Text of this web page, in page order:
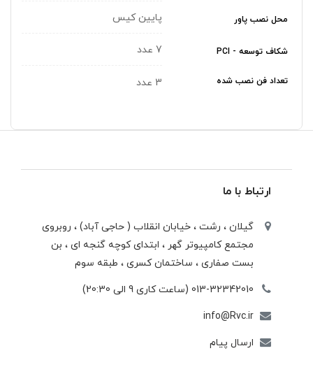
محل نصب پاور پایین کیس
شکاف توسعه - PCI 7 عدد
تعداد فن نصب‌ شده 3 عدد
ارتباط با ما
گیلان ، رشت ، خيابان انقلاب ( حاجی آباد) ، روبروی
مجتمع كامپيوتر گهر ، ابتدای كوچه گنجه ای ، بن
بست صفاری ، ساختمان كسری ، طبقه سوم
013-32342010 (ساعت کاری 9 الی 20:30)
info@Rvc.ir
ارسال پیام